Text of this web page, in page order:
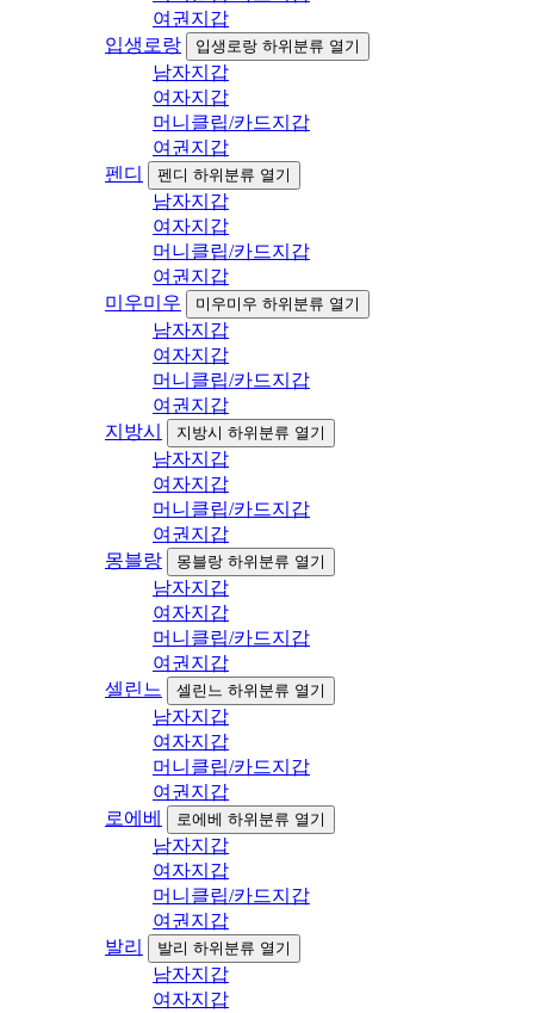
여권지갑
입생로랑
입생로랑 하위분류 열기
남자지갑
여자지갑
머니클립/카드지갑
여권지갑
펜디
펜디 하위분류 열기
남자지갑
여자지갑
머니클립/카드지갑
여권지갑
미우미우
미우미우 하위분류 열기
남자지갑
여자지갑
머니클립/카드지갑
여권지갑
지방시
지방시 하위분류 열기
남자지갑
여자지갑
머니클립/카드지갑
여권지갑
몽블랑
몽블랑 하위분류 열기
남자지갑
여자지갑
머니클립/카드지갑
여권지갑
셀린느
셀린느 하위분류 열기
남자지갑
여자지갑
머니클립/카드지갑
여권지갑
로에베
로에베 하위분류 열기
남자지갑
여자지갑
머니클립/카드지갑
여권지갑
발리
발리 하위분류 열기
남자지갑
여자지갑